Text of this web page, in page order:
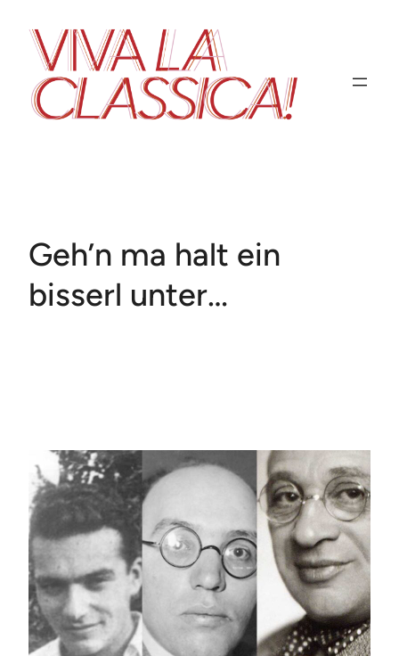
Inhalt
springen
Geh’n ma halt ein
bisserl unter…